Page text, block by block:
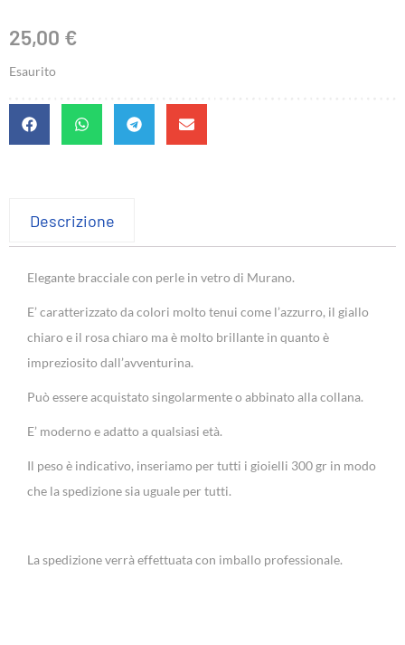
25,00 €
Esaurito
Descrizione
Elegante bracciale con perle in vetro di Murano.
E’ caratterizzato da colori molto tenui come l’azzurro, il giallo
chiaro e il rosa chiaro ma è molto brillante in quanto è
impreziosito dall’avventurina.
Può essere acquistato singolarmente o abbinato alla collana.
E’ moderno e adatto a qualsiasi età.
Il peso è indicativo, inseriamo per tutti i gioielli 300 gr in modo
che la spedizione sia uguale per tutti.
La spedizione verrà effettuata con imballo professionale.